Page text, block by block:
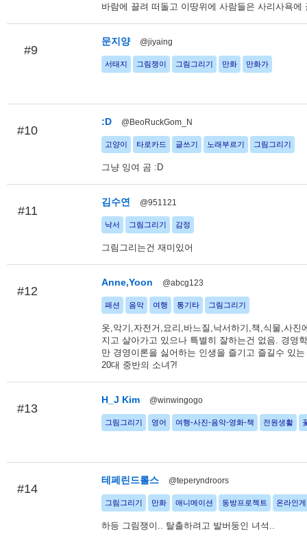
바람에 끌려 떠돌고 이땅위에 사람들은 사리사욕에
#9
문지양 @jiyaing
서태지 그림쟁이 그림그리기 만화 만화가
#10
:D @BeoRuckGom_N
고양이 타로카드 글쓰기 노래부르기 그림그리기
그냥 잉여 곰 :D
#11
김수연 @951121
낙서 그림그리기 감정
그림그리는건 재미있어
#12
Anne,Yoon @abcg123
패션 음악 여행 통기타 그림그리기
옷,악기,자전거,요리,바느질,낙서하기,책,식물,사진
지고 살아가고 있으나 특별히 잘하는건 없음. 경영
만 경영이론을 싫어하는 인생을 즐기고 즐길수 있
20대 중반의 소녀?!
#13
H_J Kim @winwingogo
그림그리기 영어 여행-사진-음악-영화-책 전원생활
#14
테페린드롤스 @teperyndroors
그림그리기 만화 애니메이션 동방프로젝트 온라인
하등 그림쟁이.. 탈출하려고 발버둥인 녀석..